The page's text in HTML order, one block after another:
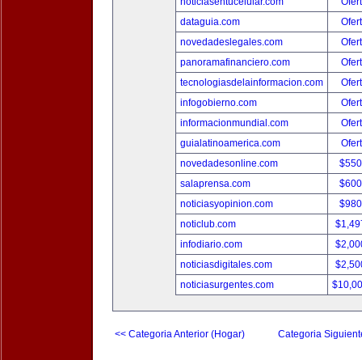
dataguia.com
novedadeslegales.com
panoramafinanciero.com
tecnologiasdelainformacion.com
infogobierno.com
informacionmundial.com
guialatinoamerica.com
novedadesonline.com
salaprensa.com
noticiasyopinion.com
noticlub.com
infodiario.com
noticiasdigitales.com
noticiasurgentes.com
<< Categoria Anterior (Hogar) Categoria